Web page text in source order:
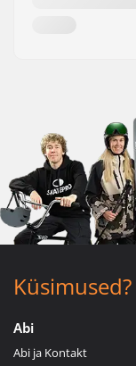
Küsimused?
Abi
Abi ja Kontakt